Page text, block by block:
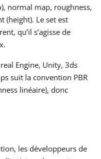
normal map, roughness,
(height). Le set est
qu’il s’agisse de
Engine, Unity, 3ds
suit la convention PBR
linéaire), donc
les développeurs de